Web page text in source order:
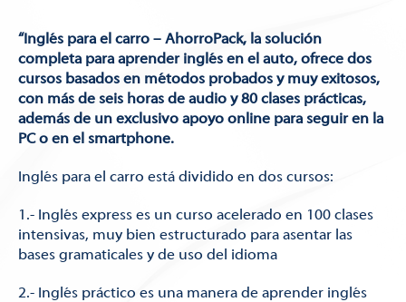
“Inglés para el carro – AhorroPack, la solución
completa para aprender inglés en el auto, ofrece dos
cursos basados en métodos probados y muy exitosos,
con más de seis horas de audio y 80 clases prácticas,
además de un exclusivo apoyo online para seguir en la
PC o en el smartphone.
Inglés para el carro está dividido en dos cursos:
1.- Inglés express es un curso acelerado en 100 clases
intensivas, muy bien estructurado para asentar las
bases gramaticales y de uso del idioma
2.- Inglés práctico es una manera de aprender inglés